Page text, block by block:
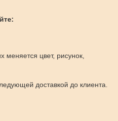
меняется цвет, рисунок,
доставкой до клиента.